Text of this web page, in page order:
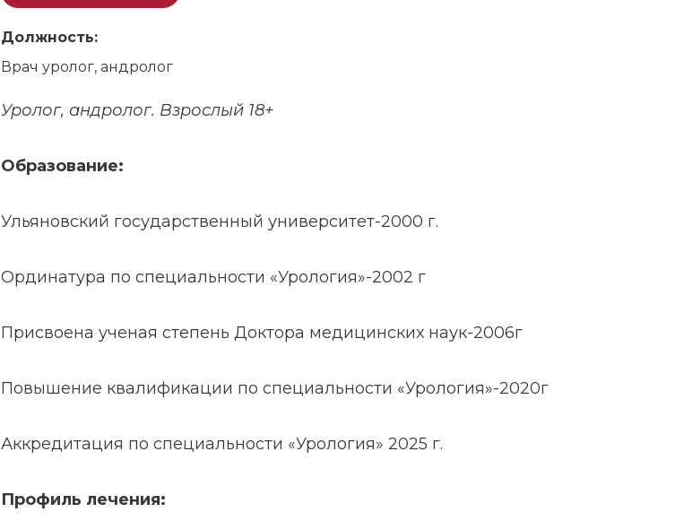
Должность:
Врач уролог, андролог
Уролог, андролог. Взрослый 18+
Образование:
Ульяновский государственный университет-2000 г.
Ординатура по специальности «Урология»-2002 г
Присвоена ученая степень Доктора медицинских наук-2006г
Повышение квалификации по специальности «Урология»-2020г
Аккредитация по специальности «Урология» 2025 г.
Профиль лечения: